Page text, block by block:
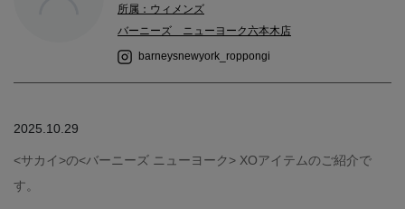
所属：ウィメンズ
バーニーズ ニューヨーク六本木店
barneysnewyork_roppongi
2025.10.29
<サカイ>の<バーニーズ ニューヨーク> XOアイテムのご紹介で
す。